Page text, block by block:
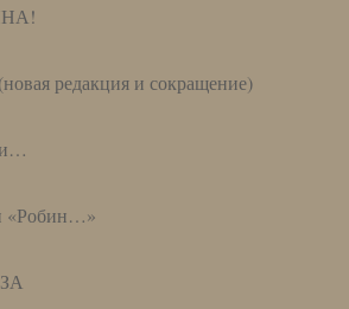
редакция и сокращение)
«Робин…»